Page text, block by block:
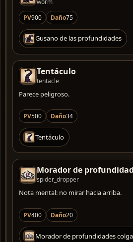
PV900 Daño75
Gusano de las profundidades
Tentáculo
tentacle
Parece peligroso.
PV500 Daño34
Tentáculo
Morador de
spider_dropper
Nota mental: no mirar hacia arriba.
PV400 Daño20
Morador de profundidades